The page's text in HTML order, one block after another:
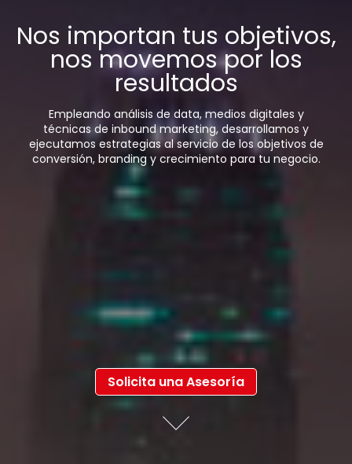
Nos importan tus objetivos,
nos movemos por los
resultados
Empleando análisis de data, medios digitales y
técnicas de inbound marketing, desarrollamos y
ejecutamos estrategias al servicio de los objetivos de
conversión, branding y crecimiento para tu negocio.
Solicita una Asesoría